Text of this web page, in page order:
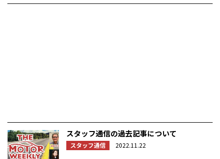
スタッフ通信の過去記事について
スタッフ通信 2022.11.22